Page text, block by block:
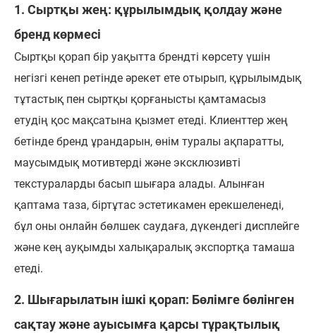
1. Сыртқы жең: құрылымдық қолдау және
бренд көрмесі
Сыртқы қорап бір уақытта брендті көрсету үшін
негізгі кенеп ретінде әрекет ете отырып, құрылымдық
тұтастық пен сыртқы қорғанысты қамтамасыз
етудің қос мақсатына қызмет етеді. Клиенттер жең
бетінде бренд ұрандарын, өнім туралы ақпаратты,
маусымдық мотивтерді және эксклюзивті
текстураларды басып шығара алады. Алынған
қаптама таза, біртұтас эстетикамен ерекшеленеді,
бұл оны онлайн бөлшек саудаға, дүкендегі дисплейге
және кең ауқымды халықаралық экспортқа тамаша
етеді.
2. Шығарылатын ішкі қорап: Бөлімге бөлінген
сақтау және ауысымға қарсы тұрақтылық